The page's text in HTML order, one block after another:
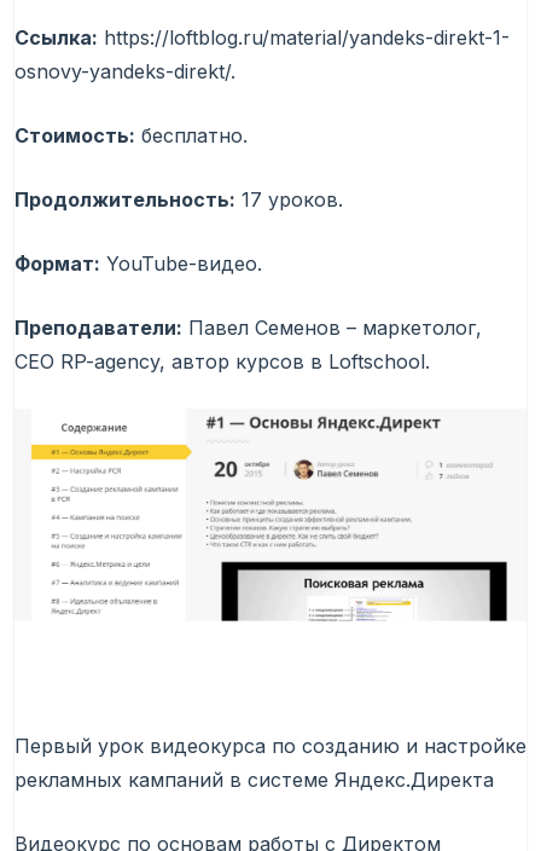
Ссылка: https://loftblog.ru/material/yandeks-direkt-1-
osnovy-yandeks-direkt/.
Стоимость: бесплатно.
Продолжительность: 17 уроков.
Формат: YouTube-видео.
Преподаватели: Павел Семенов – маркетолог,
CEO RP-agency, автор курсов в Loftschool.
Первый урок видеокурса по созданию и настройке
рекламных кампаний в системе Яндекс.Директа
Видеокурс по основам работы с Директом